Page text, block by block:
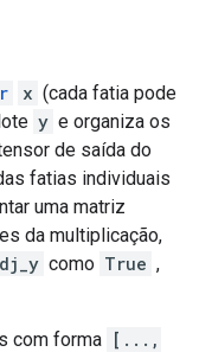
x (cada fatia pode
y e organiza os
de saída do
fatias individuais
uma matriz
da multiplicação,
como True ,
com forma [...,